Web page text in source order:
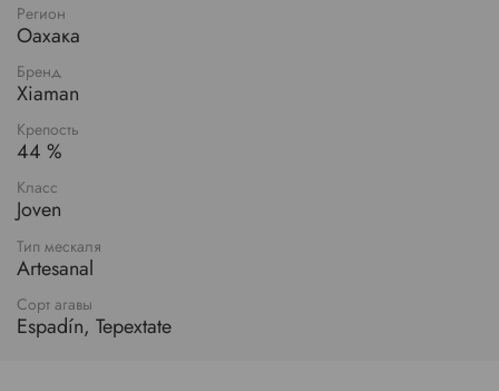
Регион
Оахака
Бренд
Xiaman
Крепость
44 %
Класс
Joven
Тип мескаля
Artesanal
Сорт агавы
Espadín, Tepextate